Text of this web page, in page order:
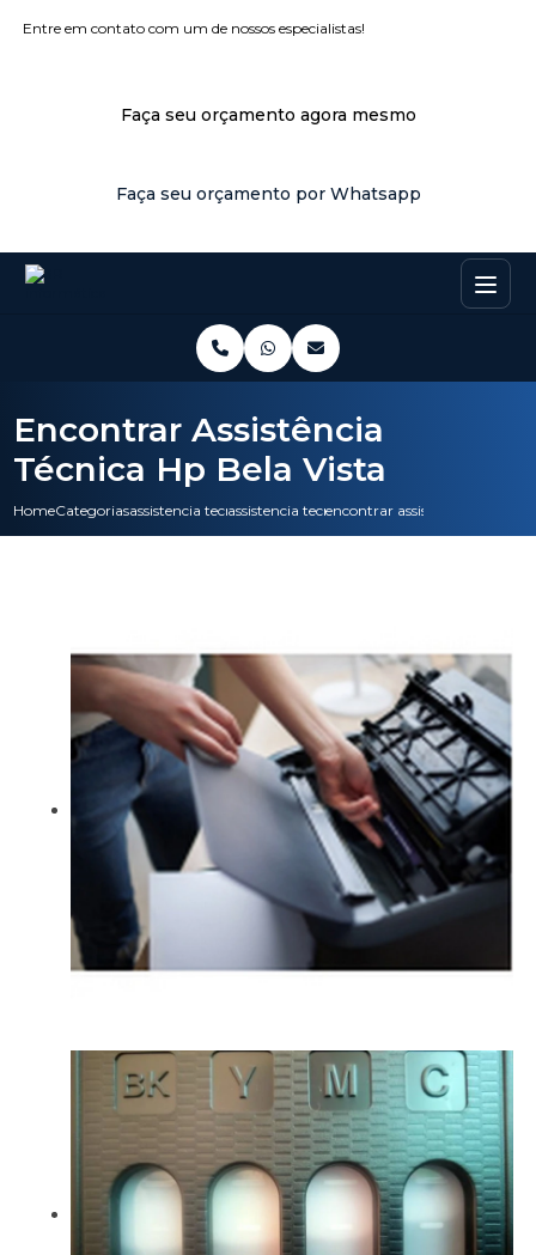
Entre em contato com um de nossos especialistas!
Faça seu orçamento agora mesmo
Faça seu orçamento por Whatsapp
HomeCategoriasassistencia tecnicaassistencia tecnica hpencontrar assistencia tecnica
Encontrar Assistência
Técnica Hp Bela Vista